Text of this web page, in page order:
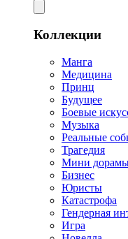
Коллекции
Манга
Медицина
Принц
Будущее
Боевые
Музыка
Реальные
Трагедия
Мини
Бизнес
Юристы
Катастрофа
Гендерная
Игра